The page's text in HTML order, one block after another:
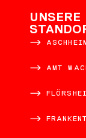
UNSERE
AMT